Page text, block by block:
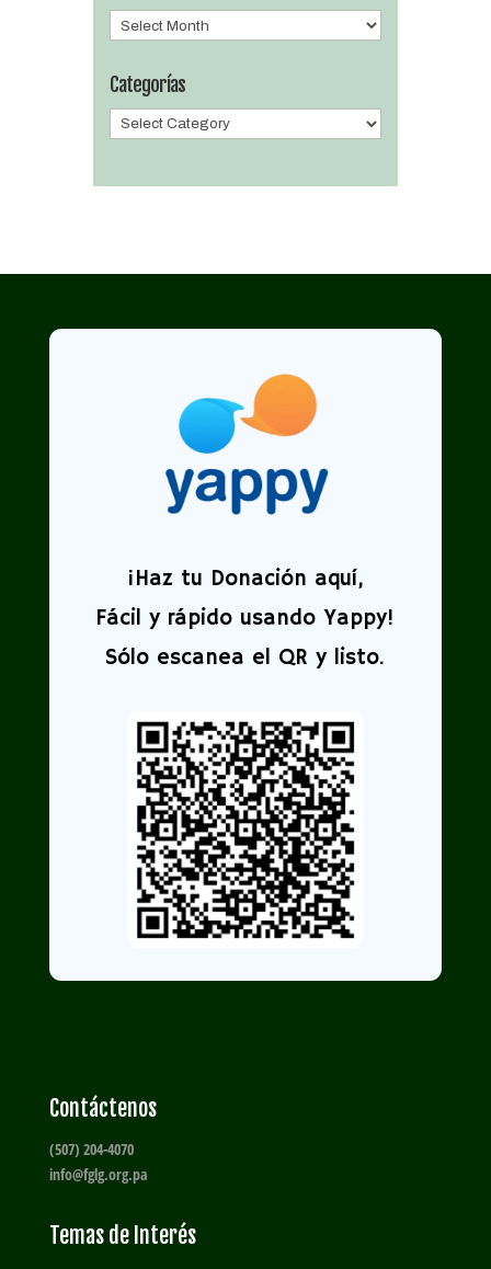
Archivos
Categorías
Categorías
¡Haz tu Donación aquí,
Fácil y rápido usando Yappy!
Sólo escanea el QR y listo.
Contáctenos
(507) 204-4070
info@fglg.org.pa
Temas de Interés